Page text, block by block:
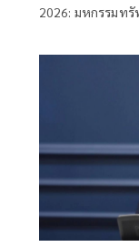
2026: มหกรรมท
กองทุน ววน. เพิ่ม